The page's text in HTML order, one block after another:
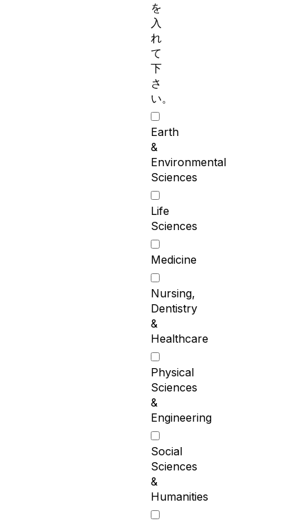
を
入
れ
て
下
さ
い。
Earth
&
Environmental
Sciences
Life
Sciences
Medicine
Nursing,
Dentistry
&
Healthcare
Physical
Sciences
&
Engineering
Social
Sciences
&
Humanities